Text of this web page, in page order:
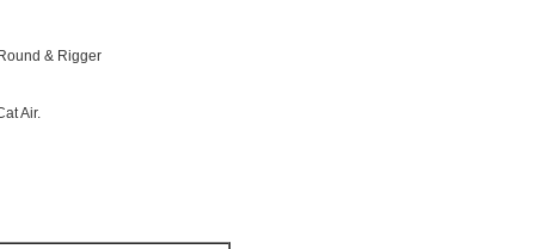
& Rigger
Air.